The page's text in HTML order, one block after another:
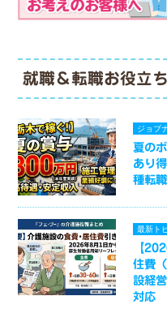
就職＆転職お役立
ジョブ
夏の
あり
種転
最新ト
【
住費
設経
対応